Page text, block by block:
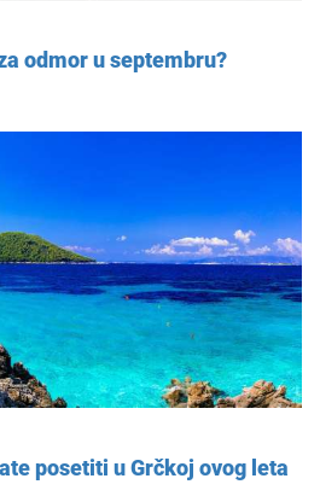
odmor u septembru?
posetiti u Grčkoj ovog leta